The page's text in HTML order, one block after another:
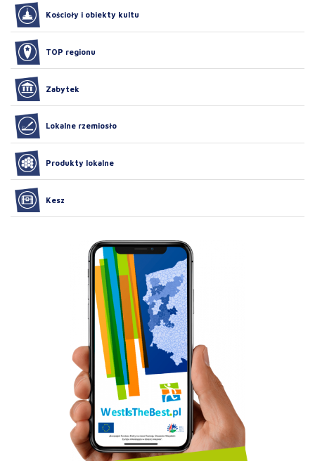
Kościoły i obiekty kultu
TOP regionu
Zabytek
Lokalne rzemiosło
Produkty lokalne
Kesz